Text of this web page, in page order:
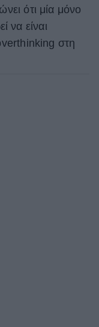
ότι μία μόνο
να είναι
στη